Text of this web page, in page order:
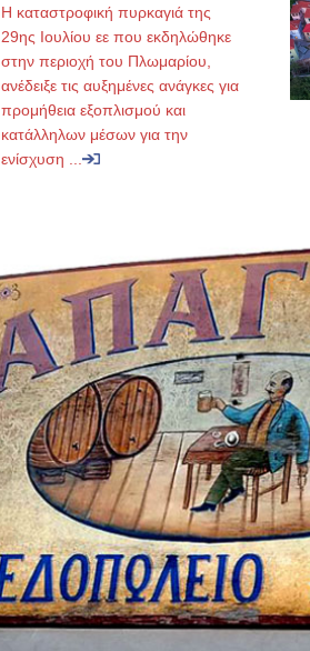
Η καταστροφική πυρκαγιά της
29ης Ιουλίου εε που εκδηλώθηκε
στην περιοχή του Πλωμαρίου,
ανέδειξε τις αυξημένες ανάγκες για
προμήθεια εξοπλισμού και
κατάλληλων μέσων για την
ενίσχυση ...